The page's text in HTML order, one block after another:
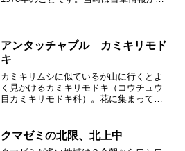
160センチ、頭は人...
アンタッチャブル カミキリモド
キ
カミキリムシに似ているが山に行くとよ
く見かけるカミキリモドキ（コウチュウ
目カミキリモドキ科）。花に集まってい
ては、触覚の形でしょうか？カミキリム
シ（コウチュウ目カミキリ...
クマゼミの北限、北上中